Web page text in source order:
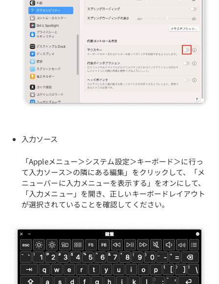
入力ソース
「Appleメニュー＞システム設定＞キーボード＞に行っ
て入力ソース＞の隣にある編集」をクリックして、「メ
ニューバーに入力メニューを表示する」をオンにして、
「入力メニュー」を開き、正しいキーボードレイアウト
が選択されていることを確認してください。